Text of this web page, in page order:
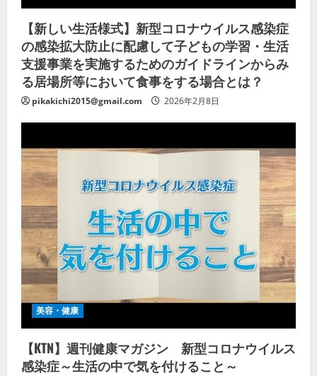
【新しい生活様式】新型コロナウイルス感染症
の感染拡大防止に配慮して子どもの学習・生活
支援事業を実施するためのガイドラインからみ
る居場所等において食事をする場合とは？
pikakichi2015@gmail.com 2026年2月8日
美容・健康
【KTN】週刊健康マガジン 新型コロナウイルス
感染症～生活の中で気を付けること～